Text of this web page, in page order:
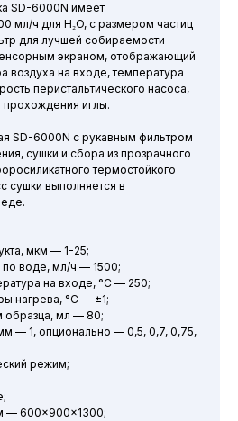
SD-6000N имеет
мл/ч для H₂O, с размером частиц
для лучшей собираемости
экраном, отображающий
воздуха на входе, температура
перистальтического насоса,
прохождения иглы.
SD-6000N с рукавным фильтром
сушки и сбора из прозрачного
термостойкого
сушки выполняется в
мкм — 1-25;
по воде, мл/ч — 1500;
на входе, °С — 250;
нагрева, °С — ±1;
мл — 80;
— 1, опционально — 0,5, 0,7, 0,75,
режим;
— 600×900×1300;